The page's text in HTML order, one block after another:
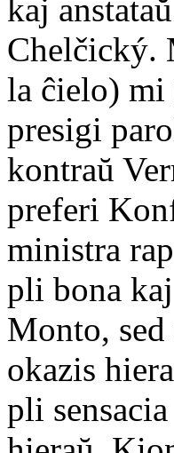
kaj
Chelčický.
la ĉielo) mi
presigi
kontraŭ
preferi
ministra
pli bona
Monto,
okazis
pli